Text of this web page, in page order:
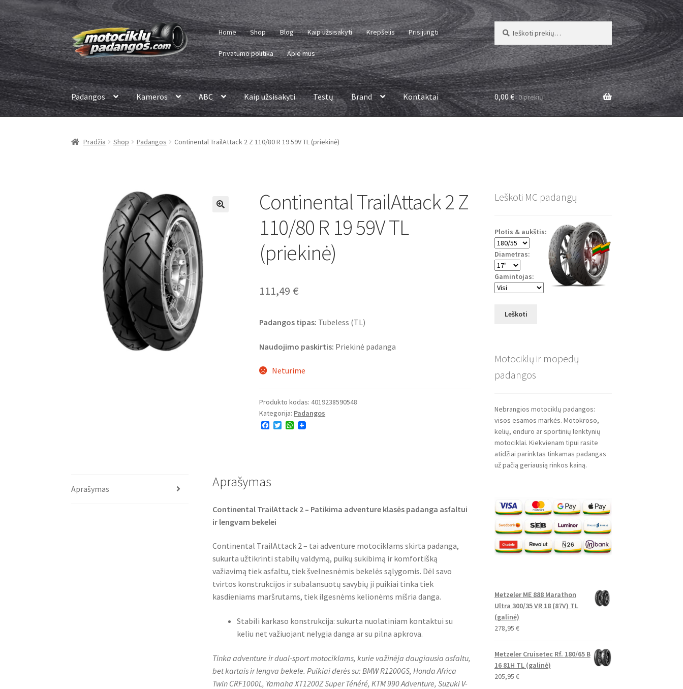
Pereiti
prie
meniu
Pereiti
prie
turinio
Home Shop Blog Kaip užsisakyti Krepšelis Prisijungti
Privatumo politika Apie mus
Ieškoti:
Ieškoti
Padangos Kameros ABC Kaip užsisakyti Testų Brand Kontaktai 0,00€ 0 prekių
Pradžia Shop Padangos Continental TrailAttack 2 Z 110/80 R 19 59V TL (priekinė)
Continental TrailAttack 2 Z
110/80 R 19 59V TL
(priekinė)
111,49 €
Padangos tipas: Tubeless (TL)
Naudojimo paskirtis: Priekinė padanga
Neturime
Produkto kodas:4019238590548
Kategorija: Padangos
F
k
T
W
Aprašymas Aprašymas
Continental TrailAttack 2 – Patikima adventure klasės padanga asfaltui
ir lengvam bekelei
Continental TrailAttack 2 – tai adventure motociklams skirta padanga,
sukurta užtikrinti stabilų valdymą, puikų sukibimą ir komfortišką
važiavimą tiek asfaltu, tiek švelnesnėmis bekelės sąlygomis. Dėl savo
tvirtos konstrukcijos ir subalansuotų savybių ji puikiai tinka tiek
kasdieniams maršrutams, tiek ilgesnėms kelionėms mišria danga.
Stabili karkaso konstrukcija: sukurta nuolatiniam kontaktui su
keliu net važiuojant nelygia danga ar su pilna apkrova.
Tinka adventure ir dual-sport motociklams, kurie važinėja daugiausia asfaltu,
bet kartais ir lengva bekele. Puikiai derės su: BMW R1200GS, Honda Africa
Twin CRF1000L, Yamaha XT1200Z Super Ténéré, KTM 990 Adventure, Suzuki V-
Leškoti MC padangų
Plotis & aukštis:
Diametras:
Gamintojas:
Leškoti
Motociklų ir mopedų
padangos
Nebrangios motociklų padangos:
visos esamos markės. Motokroso,
kelių, enduro ar sportinių lenktynių
motociklai. Kiekvienam tipui rasite
atidžiai parinktas tinkamas padangas
už pačią geriausią rinkos kainą.
Metzeler ME 888 Marathon
Ultra 300/35 VR 18 (87V) TL
(galinė)
278,95 €
Metzeler Cruisetec Rf. 180/65 B
16 81H TL (galinė)
205,95 €